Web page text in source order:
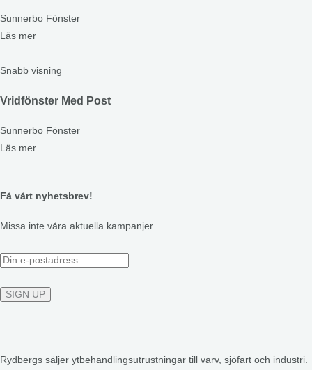
Sunnerbo Fönster
Läs mer
Snabb visning
Vridfönster Med Post
Sunnerbo Fönster
Läs mer
Få vårt nyhetsbrev!
Missa inte våra aktuella kampanjer
Rydbergs säljer ytbehandlingsutrustningar till varv, sjöfart och industri.